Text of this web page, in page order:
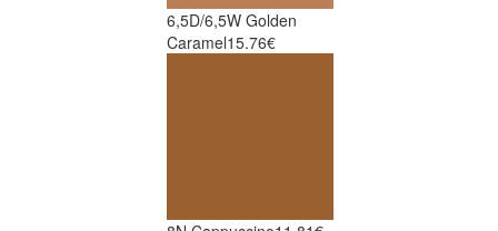
6,5D/6,5W Golden
Caramel15.76€